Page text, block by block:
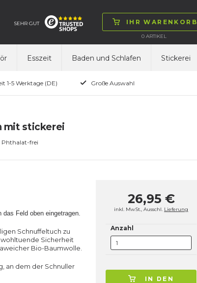
IHR WARENKORB
0ARTIKEL
SEHR GUT
Esszeit Baden und Schlafen Stickerei
1-5 Werktage (DE) Große Auswahl
mit stickerei
Phthalat-frei
Feld oben eingetragen.
Schnuffeltuch zu
wohltuende Sicherheit
Bio-Baumwolle.
an dem der Schnuller
26,95 €
inkl. MwSt., Ausschl. Lieferung
Anzahl
IN DEN